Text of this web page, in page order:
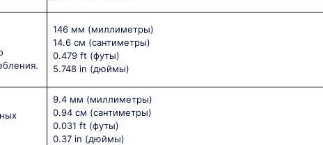
146 мм (миллиметры)
14.6 см (сантиметры)
0.479 ft (футы)
5.748 in (дюймы)
9.4 мм (миллиметры)
0.94 см (сантиметры)
0.031 ft (футы)
0.37 in (дюймы)